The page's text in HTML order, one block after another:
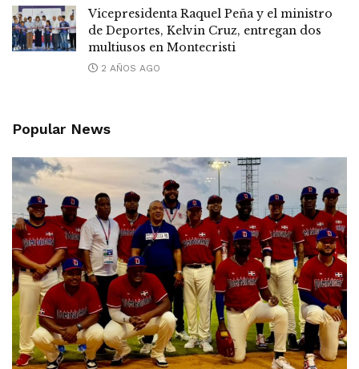
Vicepresidenta Raquel Peña y el ministro
de Deportes, Kelvin Cruz, entregan dos
multiusos en Montecristi
2 AÑOS AGO
Popular News